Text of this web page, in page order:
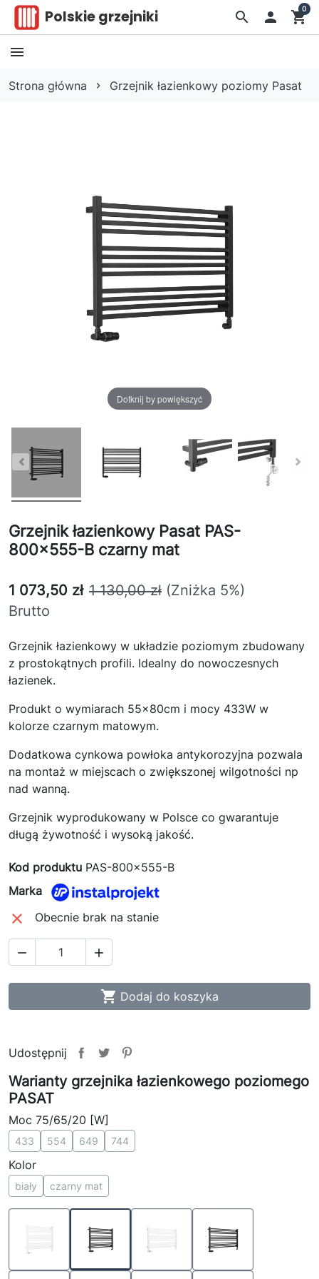
Polskie grzejniki search  shopping_cart
0
Strona główna Grzejnik łazienkowy poziomy Pasat
Dotknij by powiększyć
Grzejnik łazienkowy Pasat PAS-
800x555-B czarny mat
1 073,50 zł 1 130,00 zł (Zniżka 5%)
Brutto
Grzejnik łazienkowy w układzie poziomym zbudowany
z prostokątnych profili. Idealny do nowoczesnych
łazienek.
Produkt o wymiarach 55x80cm i mocy 433W w
kolorze czarnym matowym.
Dodatkowa cynkowa powłoka antykorozyjna pozwala
na montaż w miejscach o zwiększonej wilgotności np
nad wanną.
Grzejnik wyprodukowany w Polsce co gwarantuje
długą żywotność i wysoką jakość.
Kod produktu PAS-800x555-B
Marka
 Obecnie brak na stanie
 
 Dodaj do koszyka
Udostępnij
Warianty grzejnika łazienkowego poziomego
PASAT
Moc 75/65/20 [W]
433 554 649 744
Kolor
biały czarny mat